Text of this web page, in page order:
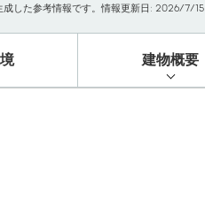
した参考情報です。情報更新日: 2026/7/15
建物概要